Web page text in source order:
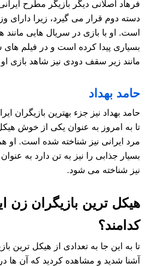
فرهاد اصلانی دیگر بازیگر مطرح
دسته دوم قرار می گیرد، زیرا دارای
است. او با بازی در سریال هایی مانند
بسیاری پیدا کرده است و در فیلم های
مانند زیر سقف دودی نیز شاهد بازی او
حامد بهداد
حامد بهداد نیز جزء بهترین بازیگران
تا به امروز به عنوان یکی از خوش
مرد ایرانى نیز شناخته شده است. او
بسیار جذابی را نیز به تن دارد به
نیز شناخته می شود.
هیکل ترین بازیگران زن
کدامند؟
تا به این جا به تعدادی از هیکل ترین
آشنا شدید و مشاهده کردید که آن ها